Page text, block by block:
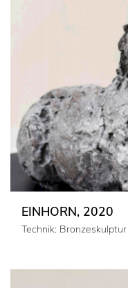
EINHORN, 2020
Technik: Bronzeskulptur